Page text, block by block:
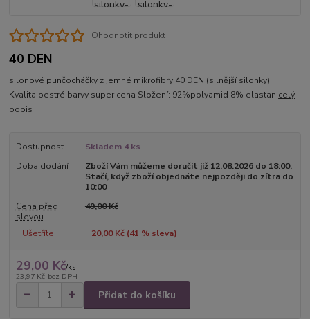
Ohodnotit produkt
40 DEN
silonové punčocháčky z jemné mikrofibry 40 DEN (silnější silonky)
Kvalita,pestré barvy super cena Složení: 92%polyamid 8% elastan celý
popis
Dostupnost
Skladem 4 ks
Doba dodání
Zboží Vám můžeme doručit již 12.08.2026 do 18:00.
Stačí, když zboží objednáte nejpozději do zítra do
10:00
Cena před
slevou
49,00 Kč
Ušetříte 20,00 Kč (41 % sleva)
29,00 Kč/ks
23,97 Kč bez DPH
Přidat do košíku